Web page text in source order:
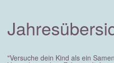
"Versuche dein Kind als ein